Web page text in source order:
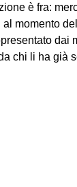
è fra:
momento
dai
chi li ha già